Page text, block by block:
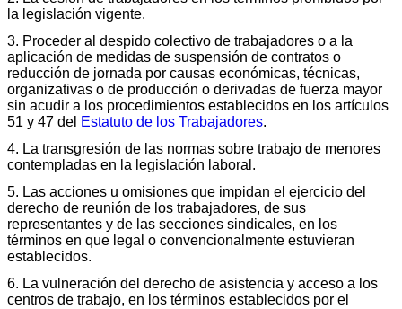
la legislación vigente.
3. Proceder al despido colectivo de trabajadores o a la
aplicación de medidas de suspensión de contratos o
reducción de jornada por causas económicas, técnicas,
organizativas o de producción o derivadas de fuerza mayor
sin acudir a los procedimientos establecidos en los artículos
51 y 47 del Estatuto de los Trabajadores.
4. La transgresión de las normas sobre trabajo de menores
contempladas en la legislación laboral.
5. Las acciones u omisiones que impidan el ejercicio del
derecho de reunión de los trabajadores, de sus
representantes y de las secciones sindicales, en los
términos en que legal o convencionalmente estuvieran
establecidos.
6. La vulneración del derecho de asistencia y acceso a los
centros de trabajo, en los términos establecidos por el